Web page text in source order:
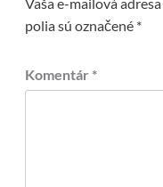
polia sú označené *
Komentár *